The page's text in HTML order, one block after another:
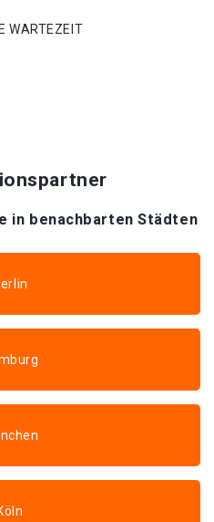
WARTEZEIT
in benachbarten Städten